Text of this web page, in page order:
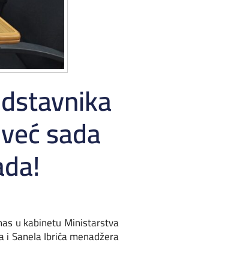
sada
u kabinetu Ministarstva
i Sanela Ibrića menadžera